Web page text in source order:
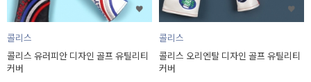
콜리스
콜리스 유러피안 디자인 골프 유틸리티
커버
콜리스
콜리스 오리엔탈 디자인 골프 유틸리티
커버